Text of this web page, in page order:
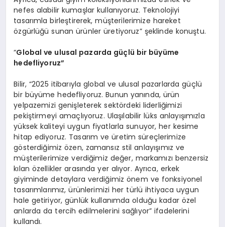
nefes alabilir kumaşlar kullanıyoruz. Teknolojiyi
tasarımla birleştirerek, müşterilerimize hareket
özgürlüğü sunan ürünler üretiyoruz” şeklinde konuştu.
“Global ve ulusal pazarda güçlü bir büyüme
hedefliyoruz”
Bilir, “2025 itibarıyla global ve ulusal pazarlarda güçlü
bir büyüme hedefliyoruz. Bunun yanında, ürün
yelpazemizi genişleterek sektördeki liderliğimizi
pekiştirmeyi amaçlıyoruz. Ulaşılabilir lüks anlayışımızla
yüksek kaliteyi uygun fiyatlarla sunuyor, her kesime
hitap ediyoruz. Tasarım ve üretim süreçlerimize
gösterdiğimiz özen, zamansız stil anlayışımız ve
müşterilerimize verdiğimiz değer, markamızı benzersiz
kılan özellikler arasında yer alıyor. Ayrıca, erkek
giyiminde detaylara verdiğimiz önem ve fonksiyonel
tasarımlarımız, ürünlerimizi her türlü ihtiyaca uygun
hale getiriyor, günlük kullanımda olduğu kadar özel
anlarda da tercih edilmelerini sağlıyor” ifadelerini
kullandı.